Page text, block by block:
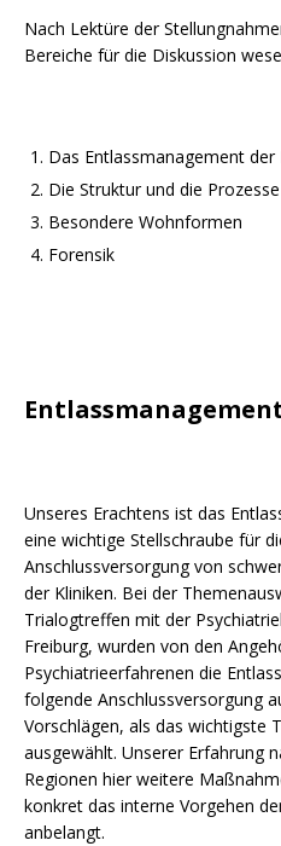
Nach Lektüre der
Bereiche für die Diskussion
Das Entlassmanagement der
Die Struktur und die
Besondere Wohnformen
Forensik
Unseres Erachtens ist das
eine wichtige Stellschraube für
Anschlussversorgung von
der Kliniken. Bei der
Trialogtreffen mit der
Freiburg, wurden von den
Psychiatrieerfahrenen die
folgende Anschlussversorgung
Vorschlägen, als das wichtigste
ausgewählt. Unserer Erfahrung
Regionen hier weitere
konkret das interne Vorgehen
anbelangt.